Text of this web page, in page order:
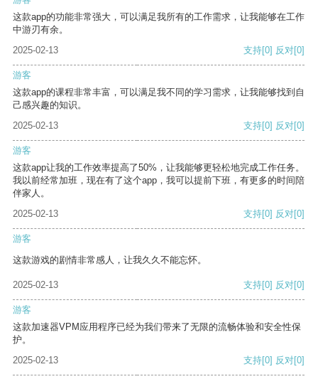
这款app的功能非常强大，可以满足我所有的工作需求，让我能够在工作
中游刃有余。
2025-02-13
支持[0] 反对[0]
游客
这款app的课程非常丰富，可以满足我不同的学习需求，让我能够找到自
己感兴趣的知识。
2025-02-13
支持[0] 反对[0]
游客
这款app让我的工作效率提高了50%，让我能够更轻松地完成工作任务。
我以前经常加班，现在有了这个app，我可以提前下班，有更多的时间陪
伴家人。
2025-02-13
支持[0] 反对[0]
游客
这款游戏的剧情非常感人，让我久久不能忘怀。
2025-02-13 支持[0] 反对[0]
游客
这款加速器VPM应用程序已经为我们带来了无限的流畅体验和安全性保
护。
2025-02-13
支持[0] 反对[0]